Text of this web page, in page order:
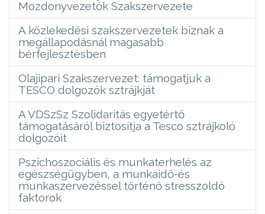
Mozdonyvezetők Szakszervezete
A közlekedési szakszervezetek bíznak a
megállapodásnál magasabb
bérfejlesztésben
Olajipari Szakszervezet: támogatjuk a
TESCO dolgozók sztrájkját
A VDSzSz Szolidaritás egyetértő
támogatásáról biztosítja a Tesco sztrájkoló
dolgozóit
Pszichoszociális és munkaterhelés az
egészségügyben, a munkaidő-és
munkaszervezéssel történő stresszoldó
faktorok